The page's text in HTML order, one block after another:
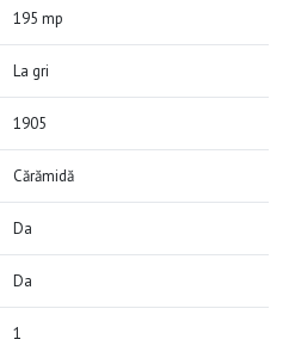
195 mp
La gri
1905
Cărămidă
Da
Da
1